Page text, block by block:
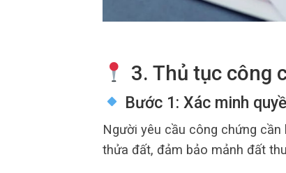
3. Thủ tục công
Bước 1: Xác minh
Người yêu cầu công chứng cần
thửa đất, đảm bảo mảnh đất